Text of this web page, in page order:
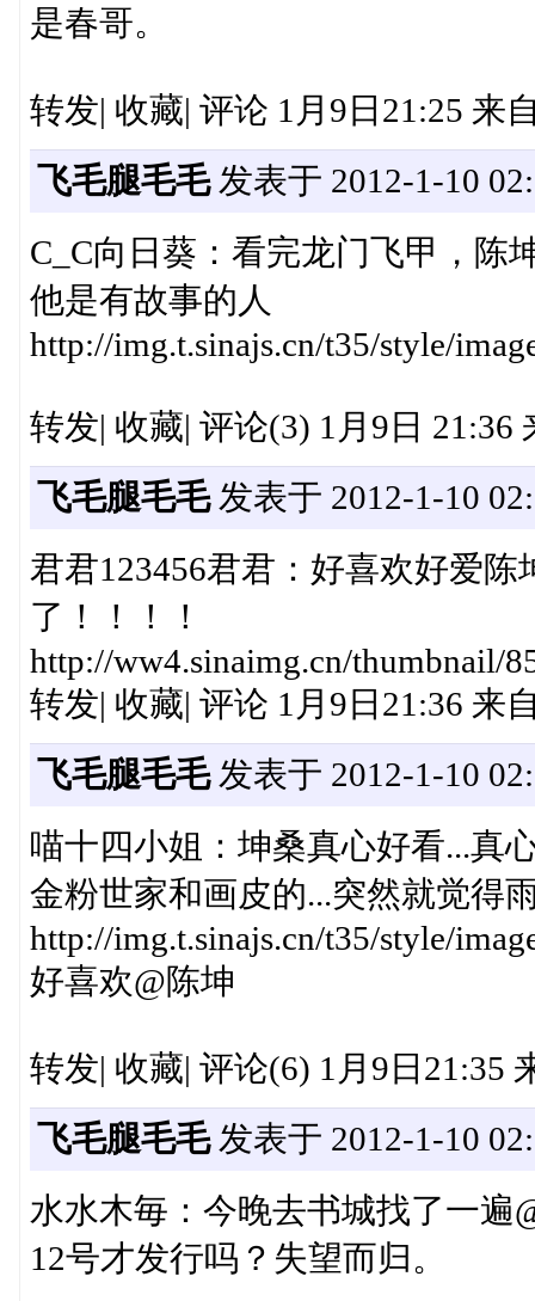
是春哥。
转发| 收藏| 评论 1月9日21:25 来
飞毛腿毛毛发表于 2012-1-10
C_C向日葵：看完龙门飞甲，陈
他是有故事的人
http://img.t.sinajs.cn/t35/style/
转发| 收藏| 评论(3) 1月9日 21:36
飞毛腿毛毛发表于 2012-1-10
君君123456君君：好喜欢好爱
了！！！！
http://ww4.sinaimg.cn/thumbnail/
转发| 收藏| 评论 1月9日21:36 来
飞毛腿毛毛发表于 2012-1-10
喵十四小姐：坤桑真心好看...真
金粉世家和画皮的...突然就觉得
http://img.t.sinajs.cn/t35/style/
好喜欢@陈坤
转发| 收藏| 评论(6) 1月9日21:35
飞毛腿毛毛发表于 2012-1-10
水水木毎：今晚去书城找了一遍
12号才发行吗？失望而归。